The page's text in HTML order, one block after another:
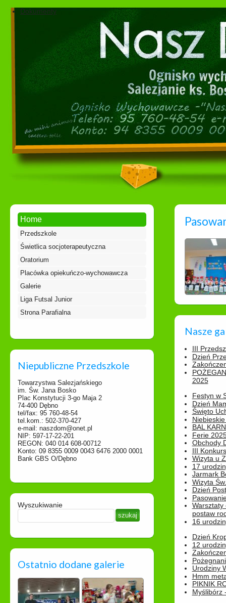
Dokumenty
Home
Przedszkole
Świetlica socjoterapeutyczna
Oratorium
Placówka opiekuńczo-wychowawcza
Galerie
Liga Futsal Junior
Strona Parafialna
Niepubliczne Przedszkole
Towarzystwa Salezjańskiego
im. Św. Jana Bosko
Plac Konstytucji 3-go Maja 2
74-400 Dębno
tel/fax: 95 760-48-54
tel.kom.: 502-370-427
e-mail: naszdom@onet.pl
NIP: 597-17-22-201
REGON: 040 014 608-00712
Konto: 09 8355 0009 0043 6476 2000 0001
Bank GBS O/Dębno
Wyszukiwanie
Ostatnio dodane galerie
Nasze
III
Dzień
2025
Festyn w
Dzień
Święto
BAL
Ferie
Obchody
III
Wizyta u
17
Jarmark
Wizyta
Dzień
Warsztaty
postaw
16
Dzień
12
Urodziny
Hmm
PIKNIK
Myślibórz